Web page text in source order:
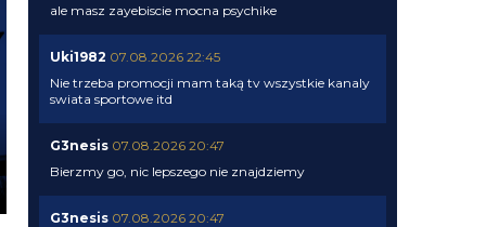
ale masz zayebiscie mocna psychike
Uki1982 07.08.2026 22:45
Nie trzeba promocji mam taką tv wszystkie kanaly
swiata sportowe itd
G3nesis 07.08.2026 20:47
Bierzmy go, nic lepszego nie znajdziemy
G3nesis 07.08.2026 20:47